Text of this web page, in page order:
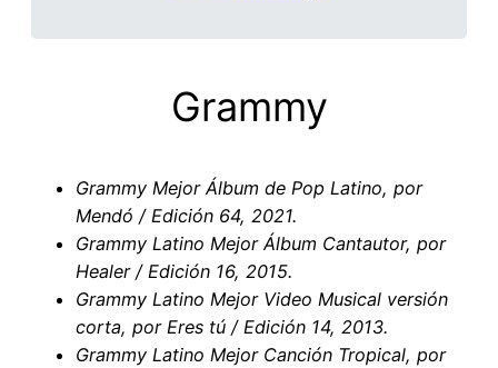
Grammy
Grammy Mejor Álbum de Pop Latino, por
Mendó / Edición 64, 2021.
Grammy Latino Mejor Álbum Cantautor, por
Healer / Edición 16, 2015.
Grammy Latino Mejor Video Musical versión
corta, por Eres tú / Edición 14, 2013.
Grammy Latino Mejor Canción Tropical, por